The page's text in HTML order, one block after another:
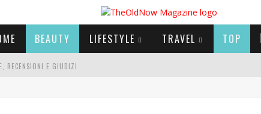
BEAUTY LIFESTYLE TRAVEL TOP
RECENSIONI E GIUDIZI
FILM E SERIE TV VISTI NEL 2025